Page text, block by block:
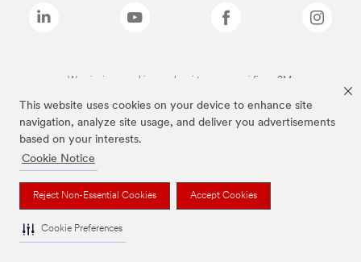
This website uses cookies on your device to enhance site
navigation, analyze site usage, and deliver you advertisements
based on your interests.
Cookie Notice
Reject Non-Essential Cookies Accept Cookies
Cookie Preferences
Wymienione marki są znakami towarowymi firmy 3M.